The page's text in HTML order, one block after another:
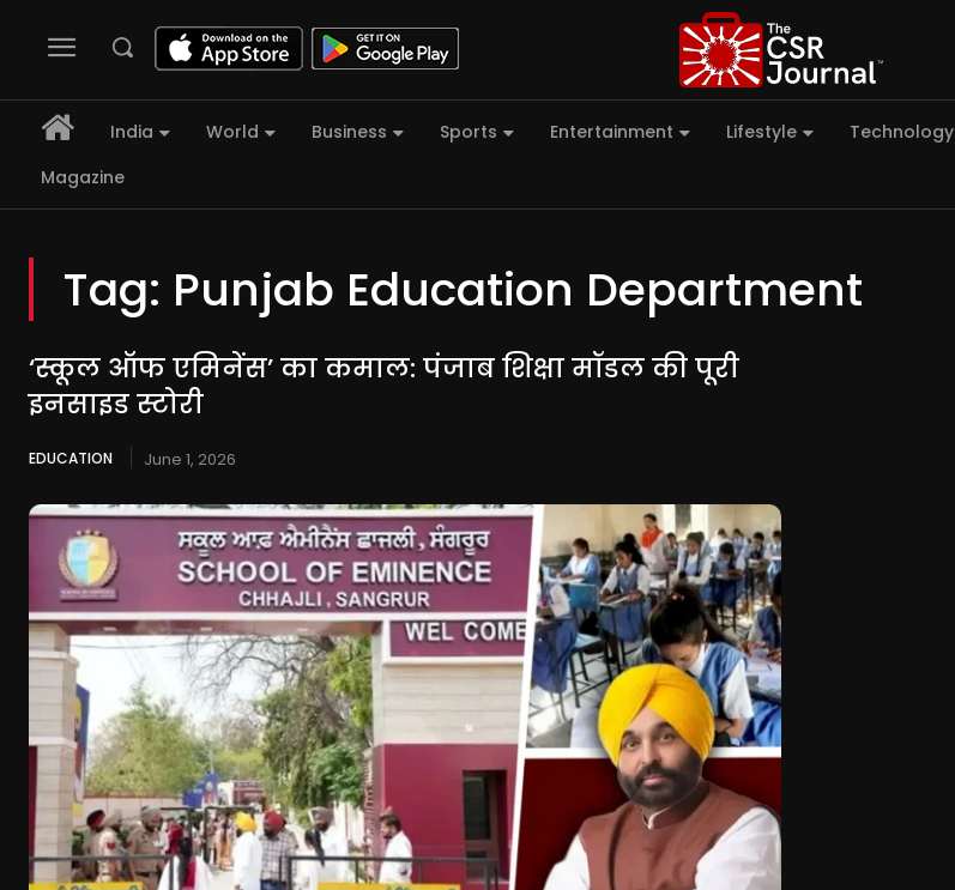
India World Business Sports Entertainment Lifestyle Technology
Magazine
Tag: Punjab Education Department
‘स्कूल ऑफ एमिनेंस’ का कमाल: पंजाब शिक्षा मॉडल की पूरी
इनसाइड स्टोरी
EDUCATION June 1, 2026